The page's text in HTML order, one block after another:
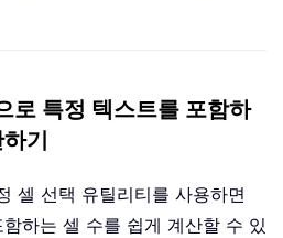
특정 텍스트를 포함하
기
셀 선택 유틸리티를 사용하면
하는 셀 수를 쉽게 계산할 수 있